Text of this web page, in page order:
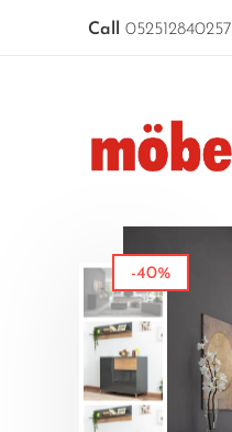
Call 052512840257
-40%